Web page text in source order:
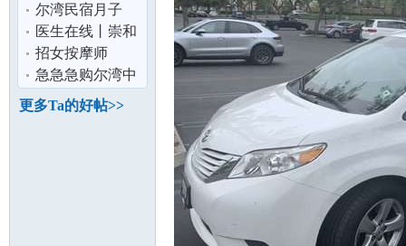
级学区全职
商务 首选 高档社
区 2房2卫
尔湾民宿月子
949-212-3705 免
费专车接送 看
医生在线丨崇和
平医生这个华裔
医生值得你考
招女按摩师
急急急购尔湾中
餐馆
更多Ta的好帖>>